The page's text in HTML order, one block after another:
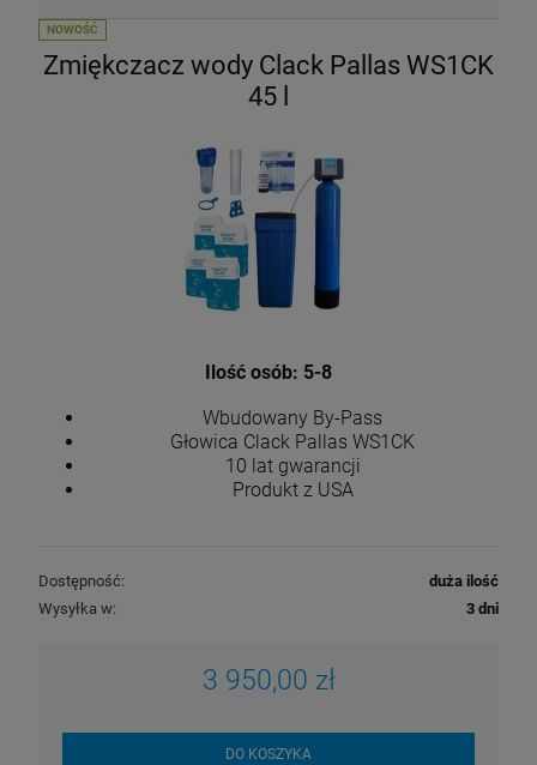
Zmiękczacz wody Clack Pallas WS1CK
45 l
Ilość osób: 5-8
Wbudowany By-Pass
Głowica Clack Pallas WS1CK
10 lat gwarancji
Produkt z USA
Dostępność:
duża ilość
Wysyłka w:
3 dni
3 950,00 zł
DO KOSZYKA
NOWOŚĆ